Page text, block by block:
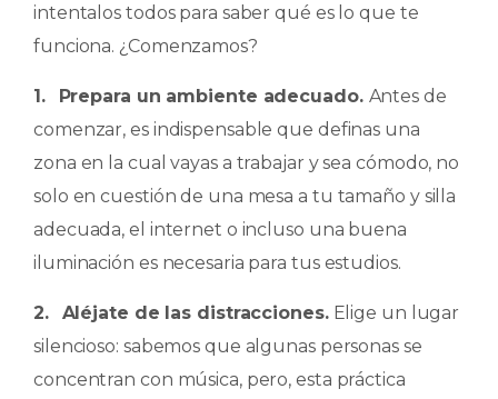
intentalos todos para saber qué es lo que te
funciona. ¿Comenzamos?
1. Prepara un ambiente adecuado. Antes de
comenzar, es indispensable que definas una
zona en la cual vayas a trabajar y sea cómodo, no
solo en cuestión de una mesa a tu tamaño y silla
adecuada, el internet o incluso una buena
iluminación es necesaria para tus estudios.
2. Aléjate de las distracciones.Elige un lugar
silencioso: sabemos que algunas personas se
concentran con música, pero, esta práctica